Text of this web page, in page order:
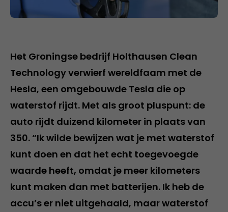
Het Groningse bedrijf Holthausen Clean
Technology verwierf wereldfaam met de
Hesla, een omgebouwde Tesla die op
waterstof rijdt. Met als groot pluspunt: de
auto rijdt duizend kilometer in plaats van
350. “Ik wilde bewijzen wat je met waterstof
kunt doen en dat het echt toegevoegde
waarde heeft, omdat je meer kilometers
kunt maken dan met batterijen. Ik heb de
accu’s er niet uitgehaald, maar waterstof